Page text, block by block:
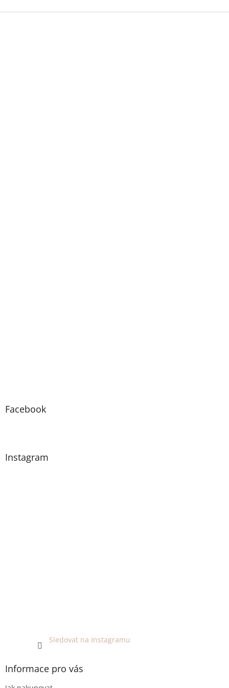
v
Z
Facebook
Instagram
Sledovat na Instagramu
Informace pro vás